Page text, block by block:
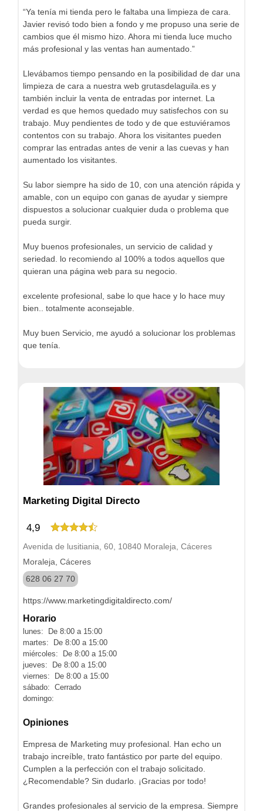
“Ya tenía mi tienda pero le faltaba una limpieza de cara.
Javier revisó todo bien a fondo y me propuso una serie de
cambios que él mismo hizo. Ahora mi tienda luce mucho
más profesional y las ventas han aumentado.”
Llevábamos tiempo pensando en la posibilidad de dar una
limpieza de cara a nuestra web grutasdelaguila.es y
también incluir la venta de entradas por internet. La
verdad es que hemos quedado muy satisfechos con su
trabajo. Muy pendientes de todo y de que estuviéramos
contentos con su trabajo. Ahora los visitantes pueden
comprar las entradas antes de venir a las cuevas y han
aumentado los visitantes.
Su labor siempre ha sido de 10, con una atención rápida y
amable, con un equipo con ganas de ayudar y siempre
dispuestos a solucionar cualquier duda o problema que
pueda surgir.
Muy buenos profesionales, un servicio de calidad y
seriedad. lo recomiendo al 100% a todos aquellos que
quieran una página web para su negocio.
excelente profesional, sabe lo que hace y lo hace muy
bien.. totalmente aconsejable.
Muy buen Servicio, me ayudó a solucionar los problemas
que tenía.
Marketing Digital Directo
4,9
Avenida de lusitiania, 60, 10840 Moraleja, Cáceres
Moraleja, Cáceres
628 06 27 70
https://www.marketingdigitaldirecto.com/
Horario
lunes: De 8:00 a 15:00
martes: De 8:00 a 15:00
miércoles: De 8:00 a 15:00
jueves: De 8:00 a 15:00
viernes: De 8:00 a 15:00
sábado: Cerrado
domingo:
Opiniones
Empresa de Marketing muy profesional. Han echo un
trabajo increíble, trato fantástico por parte del equipo.
Cumplen a la perfección con el trabajo solicitado.
¿Recomendable? Sin dudarlo. ¡Gracias por todo!
Grandes profesionales al servicio de la empresa. Siempre